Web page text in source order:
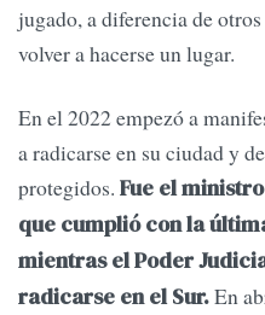
jugado, a diferencia de
volver a hacerse un lugar.
En el 2022 empezó a
a radicarse en su ciudad y
protegidos. Fue el
que cumplió con la
mientras el Poder
radicarse en el Sur.En